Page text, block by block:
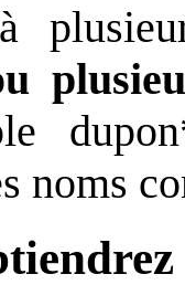
noms